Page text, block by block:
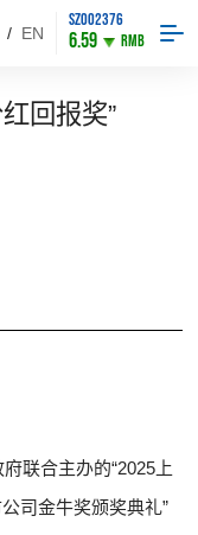
/ EN
SZ002376
6.59 RMB
回报奖”
联合主办的“2025上
司金牛奖颁奖典礼”